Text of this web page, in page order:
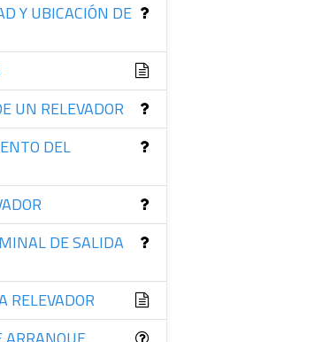
Y UBICACIÓN DE
UN RELEVADOR
DEL
DE SALIDA
RELEVADOR